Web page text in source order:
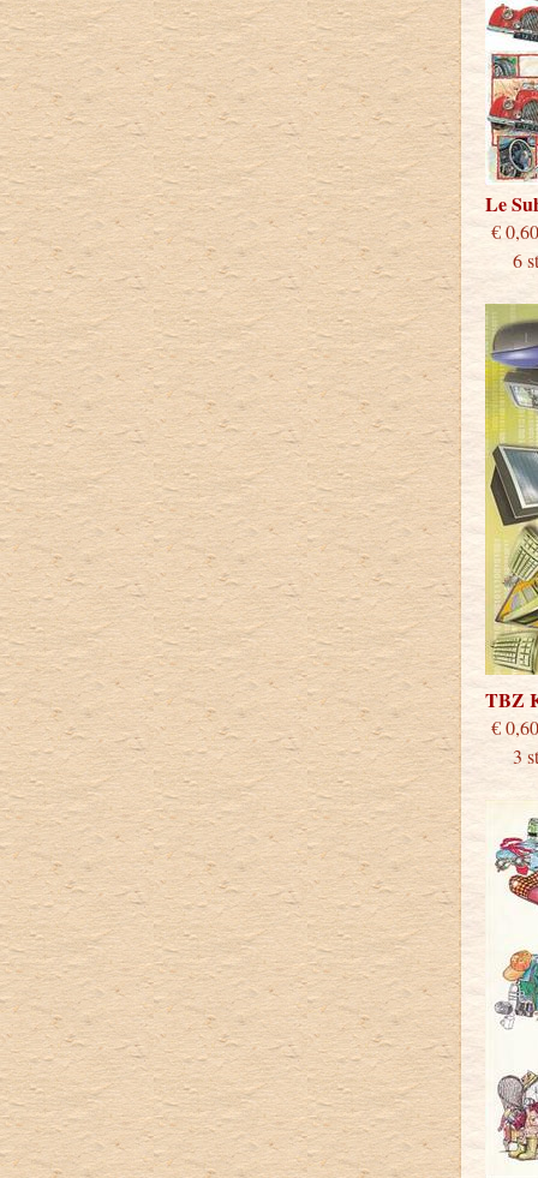
Le
6
TBZ
3